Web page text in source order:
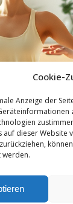
Cookie-
Anzeige der
auf dieser Website